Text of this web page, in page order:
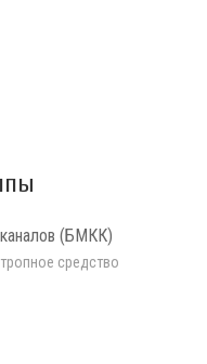
(БМКК)
средство